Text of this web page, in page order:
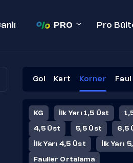
PRO Pro
Gol Kart Korner Faul
KG İlk Yarı 1,5 Üst
4,5 Üst 5,5 Üst 6,5
İlk Yarı 4,5 Üst İlk Yarı
Fauller Ortalama